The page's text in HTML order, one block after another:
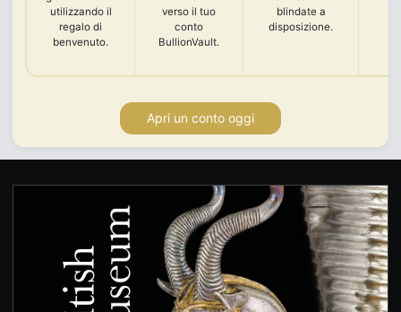
utilizzando il
regalo di
benvenuto.
verso il tuo
conto
BullionVault.
blindate a
disposizione.
Apri un conto oggi